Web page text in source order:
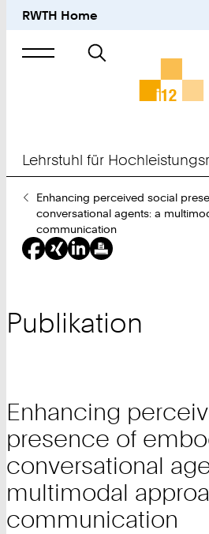
RWTH Home
Suche
nach
Lehrstuhl für
Sie
sind
hier:
Enhancing perceived social
conversational agents: a
communication
Publikation
Enhancing
presence of
conversational
multimodal
communication